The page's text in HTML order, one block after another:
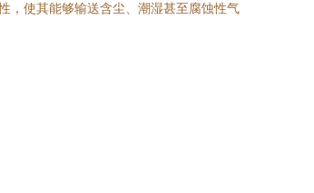
，使其能够输送含尘、潮湿甚至腐蚀性气